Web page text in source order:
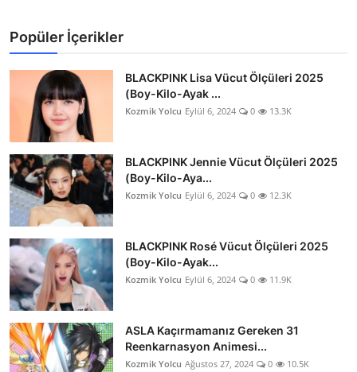
Popüler İçerikler
BLACKPINK Lisa Vücut Ölçüleri 2025
(Boy-Kilo-Ayak ...
Kozmik Yolcu Eylül 6, 2024 0 13.3K
BLACKPINK Jennie Vücut Ölçüleri 2025
(Boy-Kilo-Aya...
Kozmik Yolcu Eylül 6, 2024 0 12.3K
BLACKPINK Rosé Vücut Ölçüleri 2025
(Boy-Kilo-Ayak...
Kozmik Yolcu Eylül 6, 2024 0 11.9K
ASLA Kaçırmamanız Gereken 31
Reenkarnasyon Animesi...
Kozmik Yolcu Ağustos 27, 2024 0 10.5K